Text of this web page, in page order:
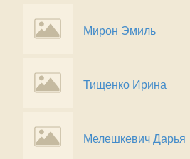
Мирон Эмиль
Тищенко Ирина
Мелешкевич Дарья